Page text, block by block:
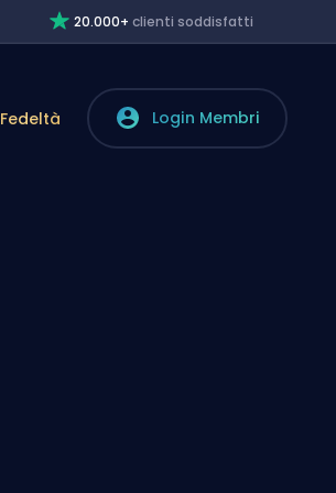
20.000+clienti soddisfatti
Fedeltà Login Membri